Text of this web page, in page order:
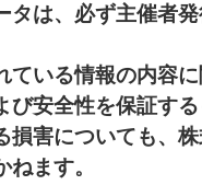
タは、必ず主催者
いる情報の内容
び安全性を保証す
損害についても、
ます。